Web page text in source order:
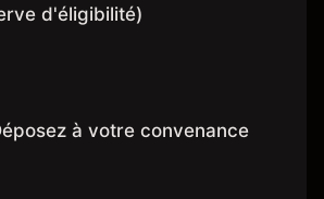
d'éligibilité)
à votre convenance